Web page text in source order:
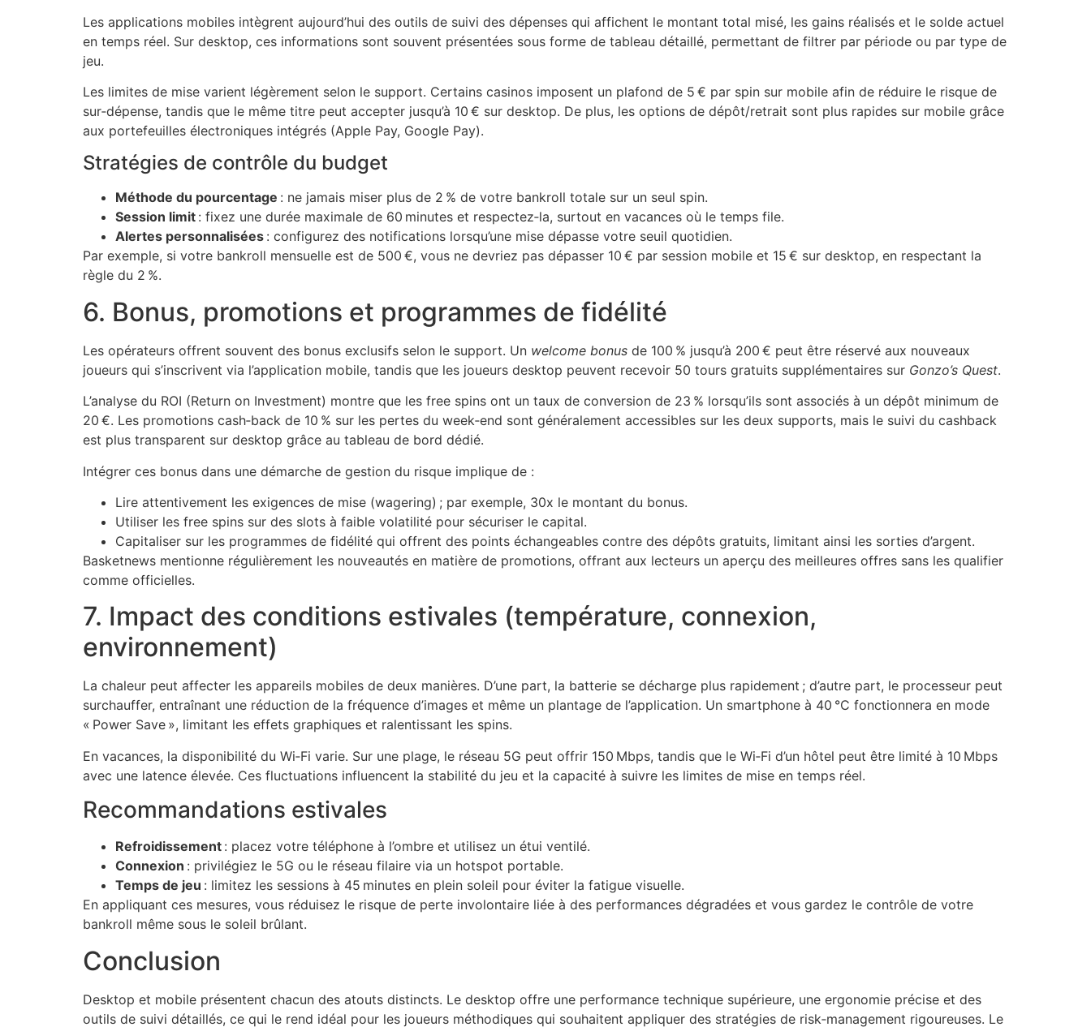
Les applications mobiles intègrent aujourd’hui des outils de suivi des dépenses qui affichent le montant total misé, les gains réalisés et le solde actuel
en temps réel. Sur desktop, ces informations sont souvent présentées sous forme de tableau détaillé, permettant de filtrer par période ou par type de
jeu.
Les limites de mise varient légèrement selon le support. Certains casinos imposent un plafond de 5 € par spin sur mobile afin de réduire le risque de
sur‑dépense, tandis que le même titre peut accepter jusqu’à 10 € sur desktop. De plus, les options de dépôt/retrait sont plus rapides sur mobile grâce
aux portefeuilles électroniques intégrés (Apple Pay, Google Pay).
Stratégies de contrôle du budget
Méthode du pourcentage : ne jamais miser plus de 2 % de votre bankroll totale sur un seul spin.
Session limit : fixez une durée maximale de 60 minutes et respectez‑la, surtout en vacances où le temps file.
Alertes personnalisées : configurez des notifications lorsqu’une mise dépasse votre seuil quotidien.
Par exemple, si votre bankroll mensuelle est de 500 €, vous ne devriez pas dépasser 10 € par session mobile et 15 € sur desktop, en respectant la
règle du 2 %.
6. Bonus, promotions et programmes de fidélité
Les opérateurs offrent souvent des bonus exclusifs selon le support. Un welcome bonus de 100 % jusqu’à 200 € peut être réservé aux nouveaux
joueurs qui s’inscrivent via l’application mobile, tandis que les joueurs desktop peuvent recevoir 50 tours gratuits supplémentaires sur Gonzo’s Quest.
L’analyse du ROI (Return on Investment) montre que les free spins ont un taux de conversion de 23 % lorsqu’ils sont associés à un dépôt minimum de
20 €. Les promotions cash‑back de 10 % sur les pertes du week‑end sont généralement accessibles sur les deux supports, mais le suivi du cashback
est plus transparent sur desktop grâce au tableau de bord dédié.
Intégrer ces bonus dans une démarche de gestion du risque implique de :
Lire attentivement les exigences de mise (wagering) ; par exemple, 30x le montant du bonus.
Utiliser les free spins sur des slots à faible volatilité pour sécuriser le capital.
Capitaliser sur les programmes de fidélité qui offrent des points échangeables contre des dépôts gratuits, limitant ainsi les sorties d’argent.
Basketnews mentionne régulièrement les nouveautés en matière de promotions, offrant aux lecteurs un aperçu des meilleures offres sans les qualifier
comme officielles.
7. Impact des conditions estivales (température, connexion,
environnement)
La chaleur peut affecter les appareils mobiles de deux manières. D’une part, la batterie se décharge plus rapidement ; d’autre part, le processeur peut
surchauffer, entraînant une réduction de la fréquence d’images et même un plantage de l’application. Un smartphone à 40 °C fonctionnera en mode
« Power Save », limitant les effets graphiques et ralentissant les spins.
En vacances, la disponibilité du Wi‑Fi varie. Sur une plage, le réseau 5G peut offrir 150 Mbps, tandis que le Wi‑Fi d’un hôtel peut être limité à 10 Mbps
avec une latence élevée. Ces fluctuations influencent la stabilité du jeu et la capacité à suivre les limites de mise en temps réel.
Recommandations estivales
Refroidissement : placez votre téléphone à l’ombre et utilisez un étui ventilé.
Connexion : privilégiez le 5G ou le réseau filaire via un hotspot portable.
Temps de jeu : limitez les sessions à 45 minutes en plein soleil pour éviter la fatigue visuelle.
En appliquant ces mesures, vous réduisez le risque de perte involontaire liée à des performances dégradées et vous gardez le contrôle de votre
bankroll même sous le soleil brûlant.
Conclusion
Desktop et mobile présentent chacun des atouts distincts. Le desktop offre une performance technique supérieure, une ergonomie précise et des
outils de suivi détaillés, ce qui le rend idéal pour les joueurs méthodiques qui souhaitent appliquer des stratégies de risk‑management rigoureuses. Le